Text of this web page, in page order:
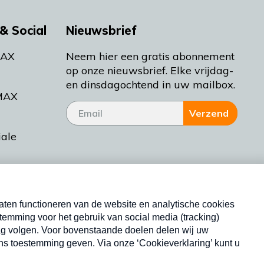
Social
Bakt
Nieuwsbrief
Neem hier een gratis abonnement
op onze nieuwsbrief. Elke vrijdag-
en dinsdagochtend in uw mailbox.
Verzend
Nieuwsbrief
Neem hier een gratis abonnement op onze